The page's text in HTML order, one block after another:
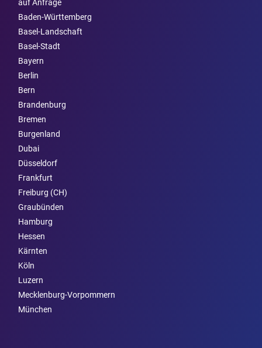
auf Anfrage
Baden-Württemberg
Basel-Landschaft
Basel-Stadt
Bayern
Berlin
Bern
Brandenburg
Bremen
Burgen­land
Dubai
Düsseldorf
Frankfurt
Freiburg (CH)
Graubünden
Hamburg
Hessen
Kärnten
Köln
Luzern
Mecklenburg-Vorpommern
München